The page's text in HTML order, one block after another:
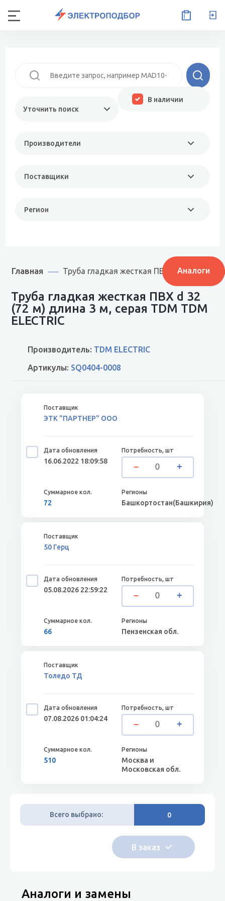
Уточнить поиск
Производители
Поставщики
Регион
В наличии
Главная Труба гладкая жесткая ПВХ d 32 (72 м)
Аналоги
Труба гладкая жесткая ПВХ d 32
(72 м) длина 3 м, серая TDM TDM
ELECTRIC
Производитель: TDM ELECTRIC
Артикулы: SQ0404-0008
ЭТК "ПАРТНЕР" ООО
16.06.2022 18:09:58
72 Башкортостан(Башкирия)
50 Герц
05.08.2026 22:59:22
66 Пензенская обл.
Толедо ТД
07.08.2026 01:04:24
510
Москва и
Московская обл.
Всего выбрано: 0
Аналоги и замены